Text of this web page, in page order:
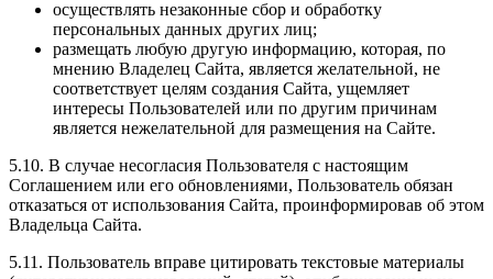
осуществлять незаконные сбор и обработку
персональных данных других лиц;
размещать любую другую информацию, которая, по
мнению Владелец Сайта, является желательной, не
соответствует целям создания Сайта, ущемляет
интересы Пользователей или по другим причинам
является нежелательной для размещения на Сайте.
5.10. В случае несогласия Пользователя с настоящим
Соглашением или его обновлениями, Пользователь обязан
отказаться от использования Сайта, проинформировав об этом
Владельца Сайта.
5.11. Пользователь вправе цитировать текстовые материалы